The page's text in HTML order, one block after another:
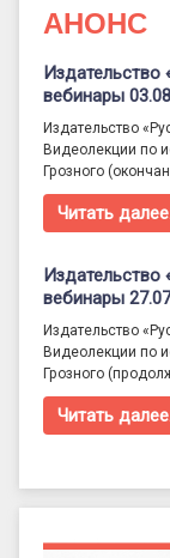
АНОНС
Издательство
вебинары
Издательство
Видеолекции по
Грозного
Читать
Издательство
вебинары
Издательство
Видеолекции по
Грозного
Читать